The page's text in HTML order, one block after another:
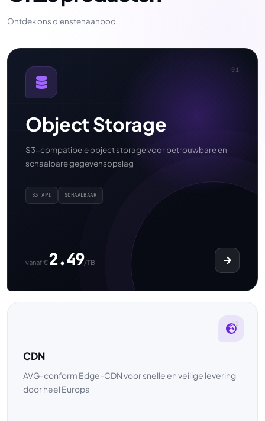
Ontdek ons dienstenaanbod
01
Object Storage
S3-compatibele object storage voor betrouwbare en
schaalbare gegevensopslag
S3 API SCHAALBAAR
vanaf €2.49/TB
02
CDN
AVG-conform Edge-CDN voor snelle en veilige levering
door heel Europa